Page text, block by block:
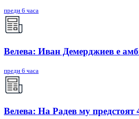
преди 6 часа
Велева: Иван Демерджиев е
преди 6 часа
Велева: На Радев му предстоят